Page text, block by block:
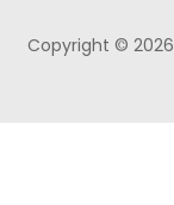
Copyright © 2026